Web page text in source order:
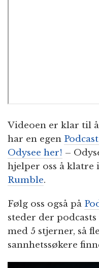
Videoen er klar til å
har en egen
Odysee her! –
hjelper oss å klatre
Rumble.
Følg oss også på
steder der
med 5 stjerner, så
sannhetssøkere